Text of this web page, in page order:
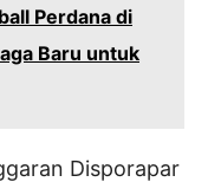
Perdana di
Baru untuk
Disporapar